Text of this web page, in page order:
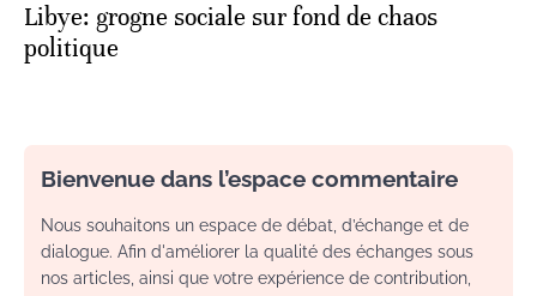
Libye: grogne sociale sur fond de chaos
politique
Bienvenue dans l’espace commentaire
Nous souhaitons un espace de débat, d’échange et de
dialogue. Afin d'améliorer la qualité des échanges sous
nos articles, ainsi que votre expérience de contribution,